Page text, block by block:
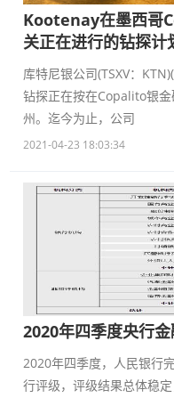
Kootenay在墨西哥
关正在进行的钻探计
库特尼银公司(TSXV：
钻探正在按在Copalito银
州。迄今为止，公司
2021-04-23 18:03:34
2020年四季度央行
2020年四季度，人民银行
行评级，评级结果总体稳